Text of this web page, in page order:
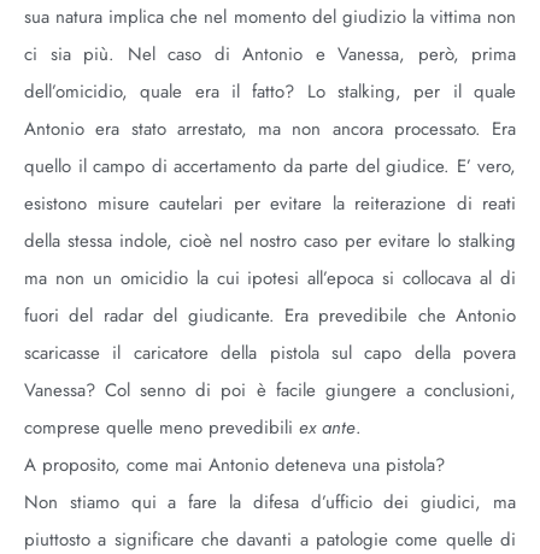
sua natura implica che nel momento del giudizio la vittima non
ci sia più. Nel caso di Antonio e Vanessa, però, prima
dell’omicidio, quale era il fatto? Lo stalking, per il quale
Antonio era stato arrestato, ma non ancora processato. Era
quello il campo di accertamento da parte del giudice. E’ vero,
esistono misure cautelari per evitare la reiterazione di reati
della stessa indole, cioè nel nostro caso per evitare lo stalking
ma non un omicidio la cui ipotesi all’epoca si collocava al di
fuori del radar del giudicante. Era prevedibile che Antonio
scaricasse il caricatore della pistola sul capo della povera
Vanessa? Col senno di poi è facile giungere a conclusioni,
comprese quelle meno prevedibili ex ante.
A proposito, come mai Antonio deteneva una pistola?
Non stiamo qui a fare la difesa d’ufficio dei giudici, ma
piuttosto a significare che davanti a patologie come quelle di